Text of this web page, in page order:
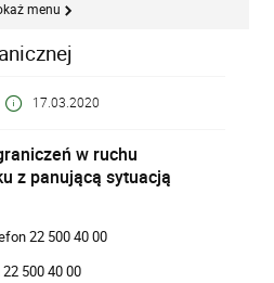
menu
17.03.2020
w ruchu
z panującą sytuacją
22 500 40 00
500 40 00